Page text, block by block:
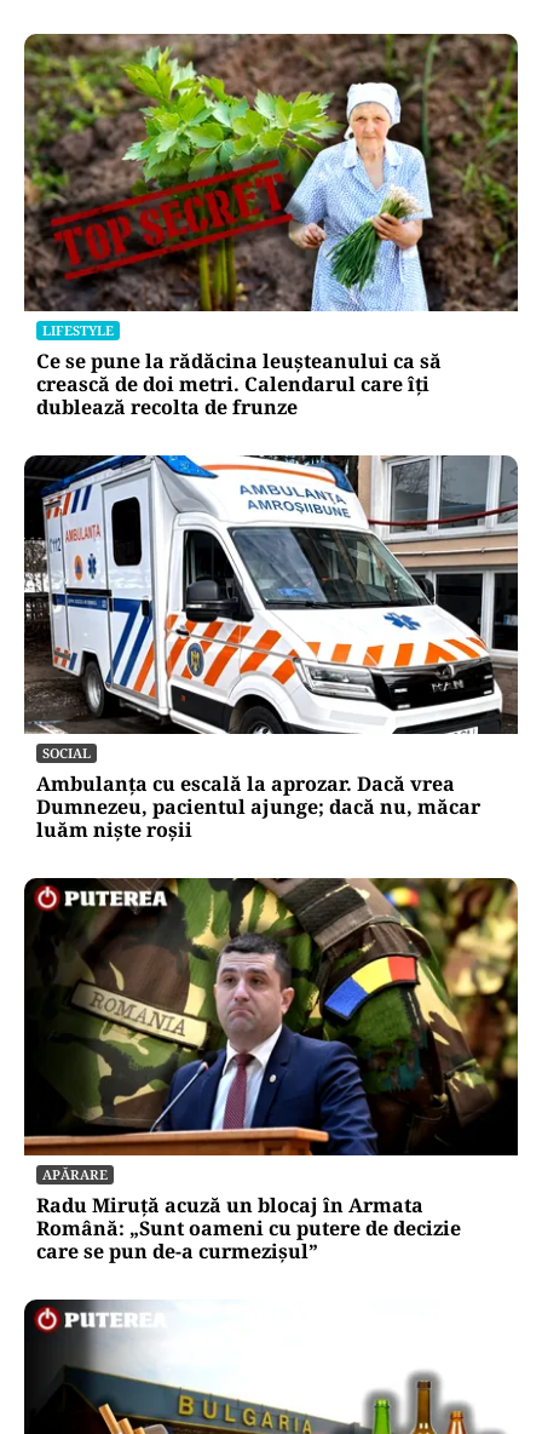
LIFESTYLE
Ce se pune la rădăcina leușteanului ca să
crească de doi metri. Calendarul care îți
dublează recolta de frunze
SOCIAL
Ambulanța cu escală la aprozar. Dacă vrea
Dumnezeu, pacientul ajunge; dacă nu, măcar
luăm niște roșii
APĂRARE
Radu Miruță acuză un blocaj în Armata
Română: „Sunt oameni cu putere de decizie
care se pun de-a curmezișul”